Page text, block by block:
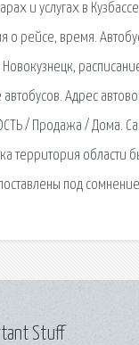
и услугах в
о рейсе, время.
Новокузнецк,
автобусов. Адрес
/ Продажа / Дома.
территория области
под
Stuff